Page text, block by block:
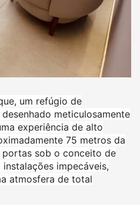
um refúgio de
meticulosamente
experiência de alto
75 metros da
portas sob o conceito de
impecáveis,
atmosfera de total